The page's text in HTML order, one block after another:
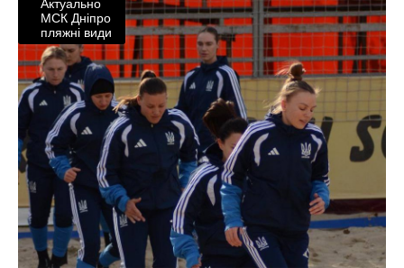
Актуально
МСК Дніпро
пляжні види